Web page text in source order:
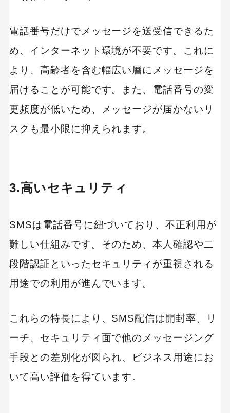
電話番号だけでメッセージを送受信できるた
め、インターネット環境が不要です。これに
より、高齢者を含む幅広い層にメッセージを
届けることが可能です。また、電話番号の変
更頻度が低いため、メッセージが届かないリ
スクも最小限に抑えられます。
3.高いセキュリティ
SMSは電話番号に紐づいており、不正利用が
難しい仕組みです。そのため、本人確認や二
段階認証といったセキュリティが重視される
用途での利用が進んでいます。
これらの特長により、SMS配信は開封率、リ
ーチ、セキュリティ面で他のメッセージング
手段との差別化が図られ、ビジネス用途にお
いて高い評価を得ています。